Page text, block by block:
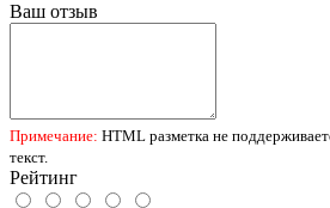
Ваш отзыв
Примечание: HTML разметка не
текст.
Рейтинг